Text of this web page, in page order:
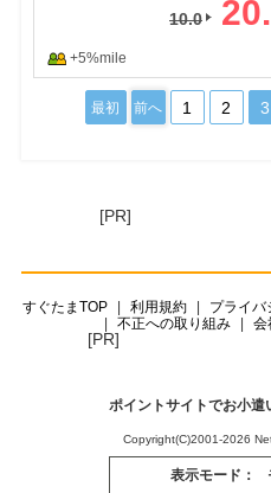
10.0
+5%mile
最初 前へ 1 2 3
[PR]
すぐたまTOP 利用規約 プライバ
不正への取り組み
会
[PR]
ポイントサイトでお小遣
Copyright(C)2001-2026
表示モード：